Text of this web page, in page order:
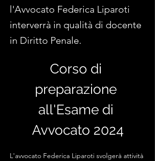
l'Avvocato Federica Liparoti
interverrà in qualità di docente
in Diritto Penale.
Corso di
preparazione
all'Esame di
Avvocato 2024
L'avvocato Federica Liparoti svolgerà attività